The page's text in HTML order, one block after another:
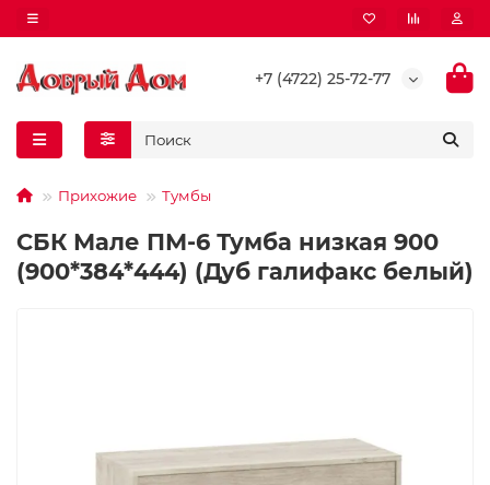
+7 (4722) 25-72-77
Прихожие Тумбы
СБК Мале ПМ-6 Тумба низкая 900
(900*384*444) (Дуб галифакс белый)